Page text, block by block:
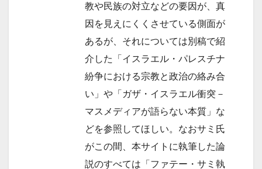
教や民族の対立などの要因が、真
因を見えにくくさせている側面が
あるが、それについては別稿で紹
介した「イスラエル・パレスチナ
紛争における宗教と政治の絡み合
い」や「ガザ・イスラエル衝突－
マスメディアが語らない本質」な
どを参照してほしい。なおサミ氏
がこの間、本サイトに執筆した論
説のすべては「ファテー・サミ執